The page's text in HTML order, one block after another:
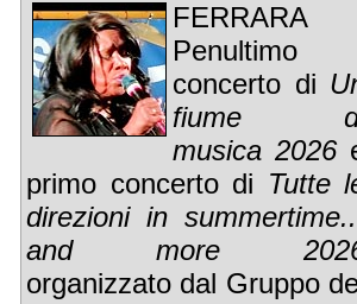
FERRARA
Penultimo
concerto di
fiume
musica 2026
primo concerto di Tutte
direzioni in
and more
organizzato dal Gruppo